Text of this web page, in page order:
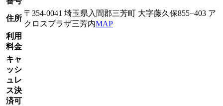
住所
〒354-0041 埼玉県入間郡三芳町 大字藤久保855−403 ア
クロスプラザ三芳内MAP
利用
料金
キャ
ッシ
ュレ
ス決
済可